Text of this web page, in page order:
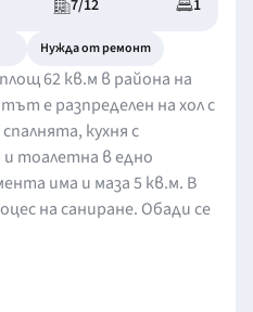
7/12 1
Нужда от ремонт
62 кв.м в района на
е разпределен на хол с
кухня с
тоалетна в едно
има и маза 5 кв.м. В
на саниране. Обади се